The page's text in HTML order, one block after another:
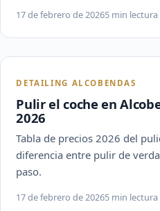
17 de febrero de 20265 min lectura
DETAILING ALCOBENDAS
Pulir el coche en
2026
Tabla de precios 2026 del
diferencia entre pulir de
paso.
17 de febrero de 20265 min lectura